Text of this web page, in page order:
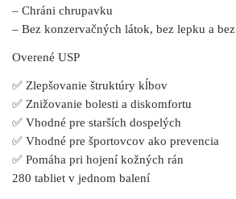
– Chráni chrupavku
– Bez konzervačných látok, bez lepku a
Overené USP
✅ Zlepšovanie štruktúry kĺbov
✅ Znižovanie bolesti a diskomfortu
✅ Vhodné pre starších dospelých
✅ Vhodné pre športovcov ako prevencia
✅ Pomáha pri hojení kožných rán
280 tabliet v jednom balení